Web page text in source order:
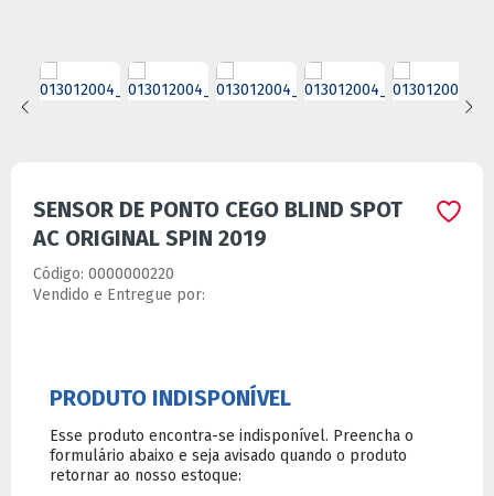
SENSOR DE PONTO CEGO BLIND SPOT
AC ORIGINAL SPIN 2019
Código: 0000000220
Vendido e Entregue por:
- + Comprar
Calcule o frete: